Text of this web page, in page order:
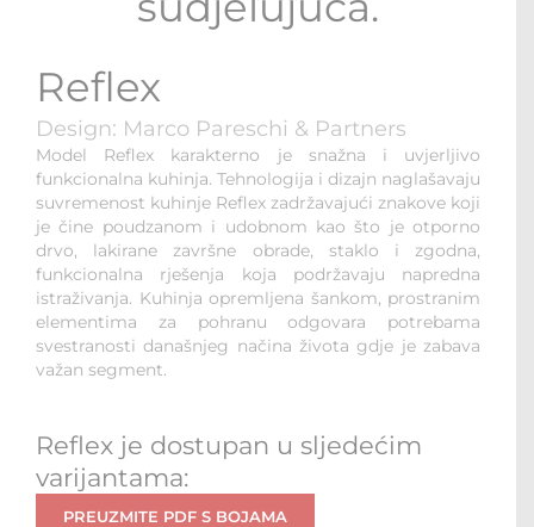
Reflex
Design: Marco Pareschi & Partners
Model Reflex karakterno je snažna i uvjerljivo
funkcionalna kuhinja. Tehnologija i dizajn naglašavaju
suvremenost kuhinje Reflex zadržavajući znakove koji
je čine poudzanom i udobnom kao što je otporno
drvo, lakirane završne obrade, staklo i zgodna,
funkcionalna rješenja koja podržavaju napredna
istraživanja. Kuhinja opremljena šankom, prostranim
elementima za pohranu odgovara potrebama
svestranosti današnjeg načina života gdje je zabava
važan segment.
Reflex je dostupan u sljedećim
varijantama:
PREUZMITE PDF S BOJAMA